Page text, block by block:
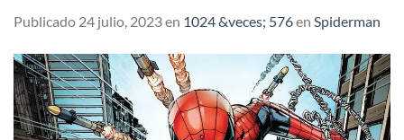
Publicado 24 julio, 2023en 1024 &veces; 576en Spiderman